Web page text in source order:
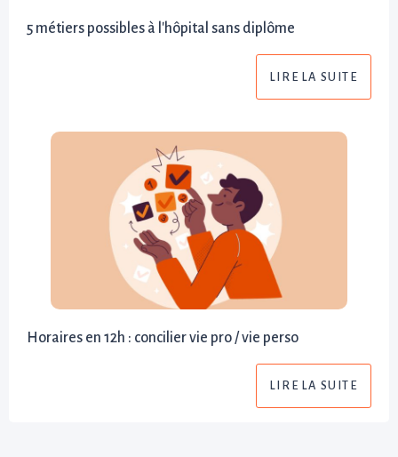
5 métiers possibles à l'hôpital sans diplôme
LIRE LA SUITE
Horaires en 12h : concilier vie pro / vie perso
LIRE LA SUITE